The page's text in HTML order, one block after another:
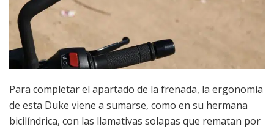
Para completar el apartado de la frenada, la ergonomía
de esta Duke viene a sumarse, como en su hermana
bicilíndrica, con las llamativas solapas que rematan por